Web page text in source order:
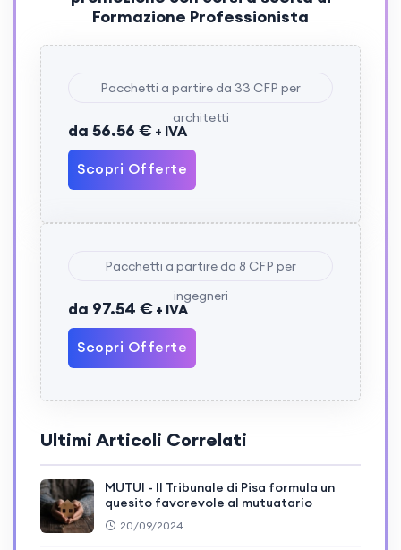
Formazione Professionista
Pacchetti a partire da 33 CFP per
architetti
da 56.56 € + IVA
Scopri Offerte
Pacchetti a partire da 8 CFP per
ingegneri
da 97.54 € + IVA
Scopri Offerte
Ultimi Articoli Correlati
MUTUI - Il Tribunale di Pisa formula un
quesito favorevole al mutuatario
20/09/2024